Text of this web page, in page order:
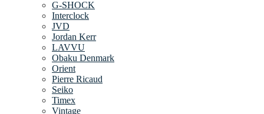
G-SHOCK
Interclock
JVD
Jordan Kerr
LAVVU
Obaku Denmark
Orient
Pierre Ricaud
Seiko
Timex
Vintage